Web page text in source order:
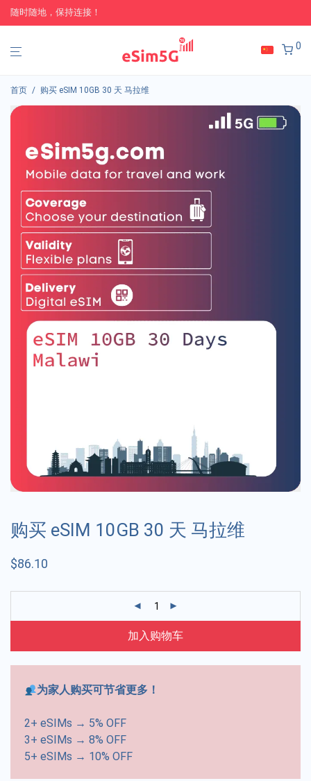
随时随地，保持连接！
0
首页 / 购买 eSIM 10GB 30 天 马拉维
购买 eSIM 10GB 30 天 马拉维
$86.10
加入购物车
为家人购买可节省更多！
2+ eSIMs → 5% OFF
3+ eSIMs → 8% OFF
5+ eSIMs → 10% OFF